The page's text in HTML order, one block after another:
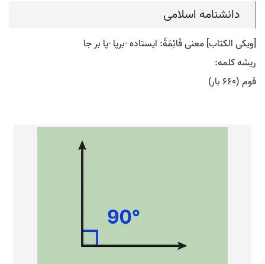
دانشنامه اسلامی
[ویکی الکتاب] معنی قَائِمَةً: ایستاده -برپا -پا بر جا
ریشه کلمه:
قوم (۶۶۰ بار)